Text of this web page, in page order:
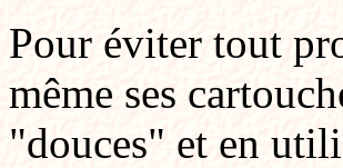
Pour éviter tout
même ses
"douces" et en